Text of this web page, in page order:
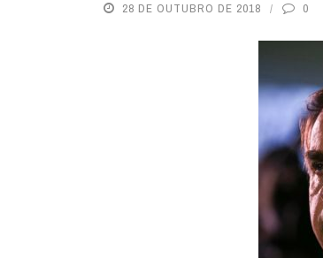
28 DE OUTUBRO DE 2018 0